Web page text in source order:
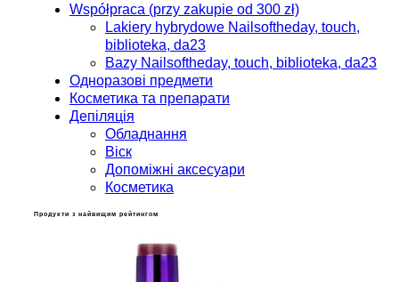
Współpraca (przy zakupie od 300 zł)
Lakiery hybrydowe Nailsoftheday, touch,
biblioteka, da23
Bazy Nailsoftheday, touch, biblioteka, da23
Одноразові предмети
Косметика та препарати
Депіляція
Обладнання
Віск
Допоміжні аксесуари
Косметика
Продукти з найвищим рейтингом